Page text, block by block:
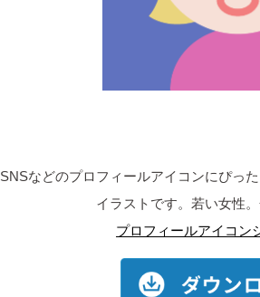
SNSなどのプロフィールアイコンにぴっ
イラストです。若い女性
プロフィールアイコン